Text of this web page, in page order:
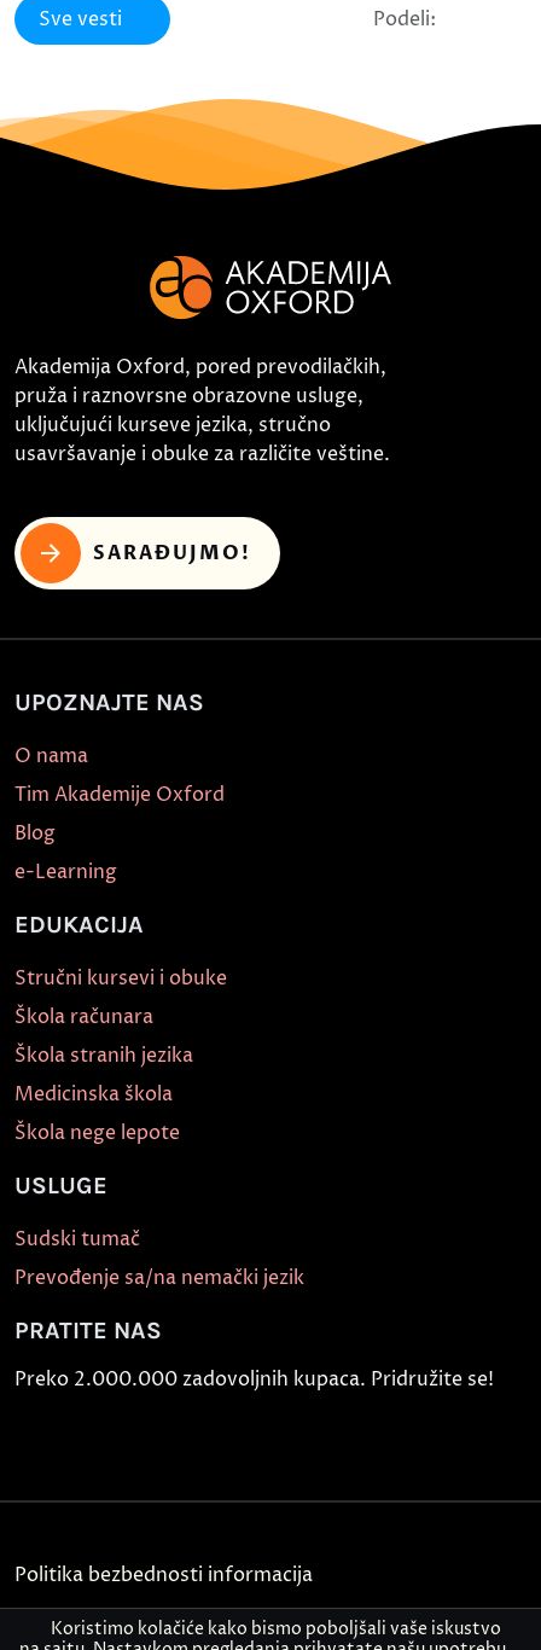
Sve vesti Podeli:
Akademija Oxford, pored prevodilačkih,
pruža i raznovrsne obrazovne usluge,
uključujući kurseve jezika, stručno
usavršavanje i obuke za različite veštine.
SARAĐUJMO!
UPOZNAJTE NAS
O nama
Tim Akademije Oxford
Blog
e-Learning
EDUKACIJA
Stručni kursevi i obuke
Škola računara
Škola stranih jezika
Medicinska škola
Škola nege lepote
USLUGE
Sudski tumač
Prevođenje sa/na nemački jezik
PRATITE NAS
Preko 2.000.000 zadovoljnih kupaca. Pridružite se!
Politika bezbednosti informacija
Kontakt
Koristimo kolačiće kako bismo poboljšali vaše iskustvo